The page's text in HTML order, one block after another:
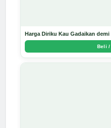
Harga Diriku Kau Gadaikan
Beli /